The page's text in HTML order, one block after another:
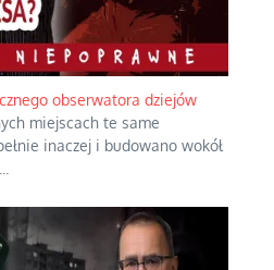
obserwatora dziejów
miejscach te same
inaczej i budowano wokół